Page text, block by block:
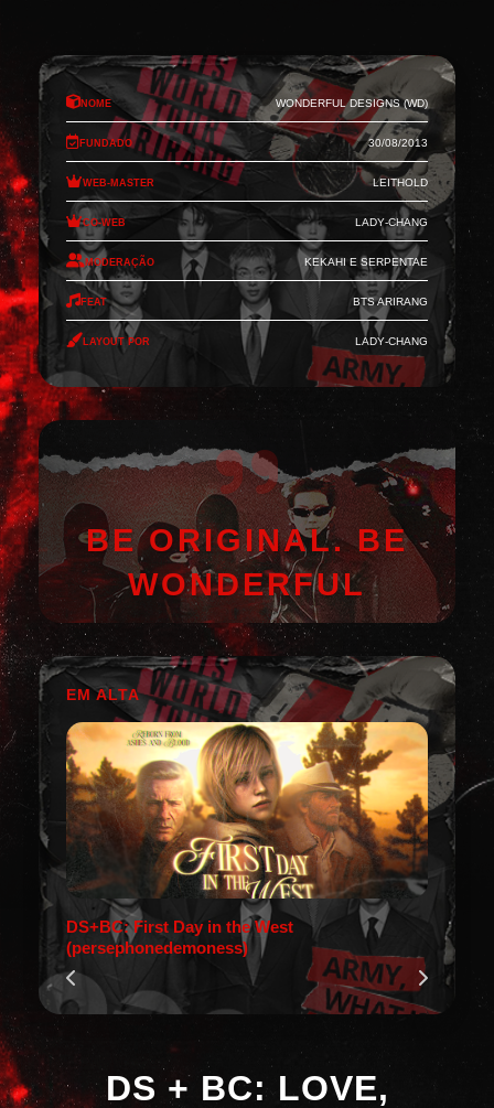
Nome Wonderful Designs (WD)
Fundado 30/08/2013
Web-Master Leithold
Co-Web Lady-Chang
Moderação Kekahi e Serpentae
Feat BTS Arirang
Layout por Lady-Chang
BE ORIGINAL. BE
WONDERFUL
EM ALTA
DS+BC: First Day in the West
(persephonedemoness)
DS + BC: LOVE,